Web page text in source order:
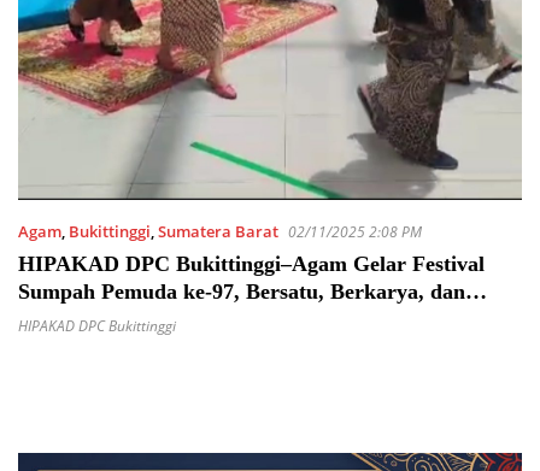
Agam, Bukittinggi,Sumatera Barat 02/11/2025 2:08 PM
HIPAKAD DPC Bukittinggi–Agam Gelar Festival
Sumpah Pemuda ke-97, Bersatu, Berkarya, dan
Menginspirasi untuk Indonesia Maju
HIPAKAD DPC Bukittinggi